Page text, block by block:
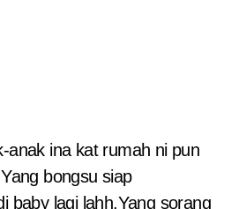
anak ina kat rumah ni pun
bongsu siap
baby lagi lahh.Yang sorang